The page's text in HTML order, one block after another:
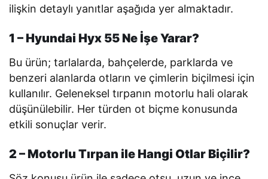
ilişkin detaylı yanıtlar aşağıda yer almaktadır.
1 – Hyundai Hyx 55 Ne İşe Yarar?
Bu ürün; tarlalarda, bahçelerde, parklarda ve
benzeri alanlarda otların ve çimlerin biçilmesi için
kullanılır. Geleneksel tırpanın motorlu hali olarak
düşünülebilir. Her türden ot biçme konusunda
etkili sonuçlar verir.
2 – Motorlu Tırpan ile Hangi Otlar Biçilir?